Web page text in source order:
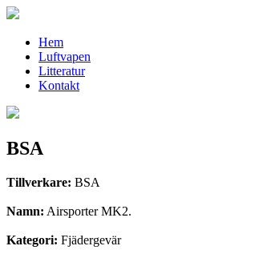
Hem
Luftvapen
Litteratur
Kontakt
BSA
Tillverkare: BSA
Namn: Airsporter MK2.
Kategori: Fjädergevär